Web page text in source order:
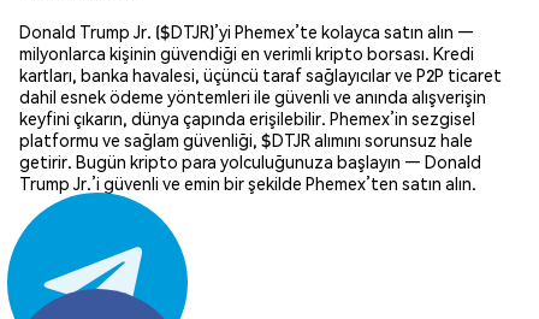
Donald Trump Jr. ($DTJR)’yi Phemex’te kolayca satın alın —
milyonlarca kişinin güvendiği en verimli kripto borsası. Kredi
kartları, banka havalesi, üçüncü taraf sağlayıcılar ve P2P ticaret
dahil esnek ödeme yöntemleri ile güvenli ve anında alışverişin
keyfini çıkarın, dünya çapında erişilebilir. Phemex’in sezgisel
platformu ve sağlam güvenliği, $DTJR alımını sorunsuz hale
getirir. Bugün kripto para yolculuğunuza başlayın — Donald
Trump Jr.’i güvenli ve emin bir şekilde Phemex’ten satın alın.